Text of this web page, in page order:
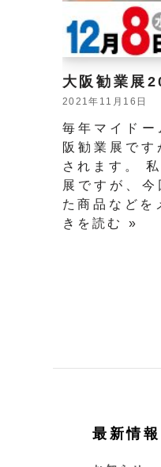
大阪勧業展
2021年11月16日
毎年マイドー
阪勧業展で
されます。
展ですが、
た商品など
きを読む »
最新情報